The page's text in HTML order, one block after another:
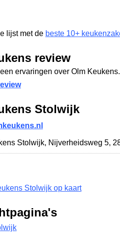
lijst met de beste 10+
review
ervaringen over Olm
Stolwijk
Stolwijk, Nijverheidsweg 5,
Stolwijk op kaart